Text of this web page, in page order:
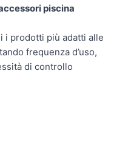
piscina
i prodotti più adatti alle
frequenza d’uso,
di controllo